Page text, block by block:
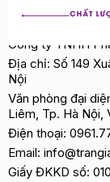
Công ty TNHH
Địa chỉ: Số 149
Nội
Văn phòng đại
Liêm, Tp. Hà Nội,
Điện thoại:
Email:
Giấy ĐKKD số: